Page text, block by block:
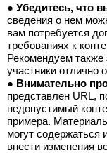
● Убедитесь, что
сведения о нем
вам потребуется
требованиях к
Рекомендуем также
участники отлично
● Внимательно
представлен URL,
недопустимый
примера.
могут
внести изменения